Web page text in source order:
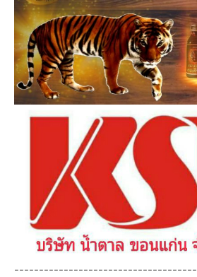
-------------------------------------